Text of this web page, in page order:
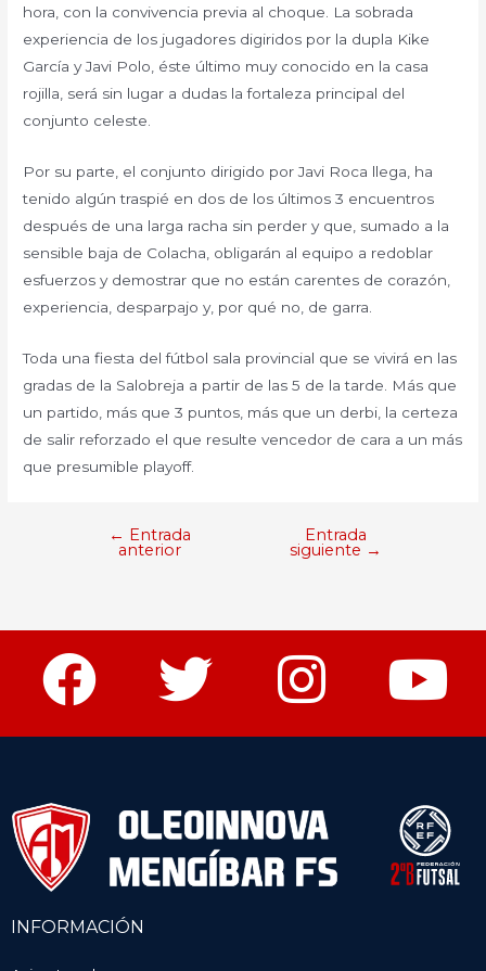
hora, con la convivencia previa al choque. La sobrada
experiencia de los jugadores digiridos por la dupla Kike
García y Javi Polo, éste último muy conocido en la casa
rojilla, será sin lugar a dudas la fortaleza principal del
conjunto celeste.
Por su parte, el conjunto dirigido por Javi Roca llega, ha
tenido algún traspié en dos de los últimos 3 encuentros
después de una larga racha sin perder y que, sumado a la
sensible baja de Colacha, obligarán al equipo a redoblar
esfuerzos y demostrar que no están carentes de corazón,
experiencia, desparpajo y, por qué no, de garra.
Toda una fiesta del fútbol sala provincial que se vivirá en las
gradas de la Salobreja a partir de las 5 de la tarde. Más que
un partido, más que 3 puntos, más que un derbi, la certeza
de salir reforzado el que resulte vencedor de cara a un más
que presumible playoff.
← Entrada
anterior
Entrada
siguiente →
INFORMACIÓN